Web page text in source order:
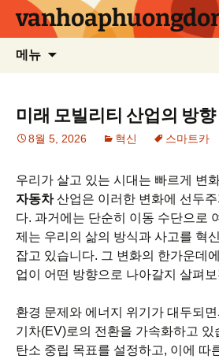
메뉴
미래 모빌리티 산업의 방향
8월 5, 2026 혁신 스마트카
우리가 살고 있는 시대는 빠르게 변
자동차산업은 이러한 변화에 선두주
다. 과거에는 단순히 이동 수단으로
제는 우리의 삶의 방식과 사고를 혁
잡고 있습니다. 그 변화의 한가운데
업이 어떤 방향으로 나아갈지 살펴
환경 문제와 에너지 위기가 대두되면
기차(EV)로의 전환을 가속화하고 있
탄소 중립 목표를 설정하고, 이에 따